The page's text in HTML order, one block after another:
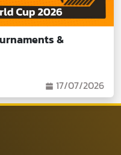
&
17/07/2026